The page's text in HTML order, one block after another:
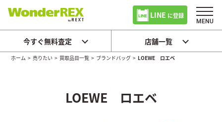
LINE に登録
今すぐ無料査定 店舗一覧
ホーム >売りたい > 買取品目一覧 > ブランドバッグ > LOEWE ロエベ
LOEWE ロエベ